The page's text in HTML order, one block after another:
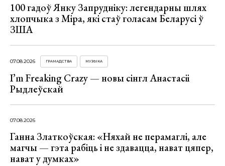
100 гадоў Янку Запрудніку: легендарны шлях
хлопчыка з Міра, які стаў голасам Беларусі ў
ЗША
07.08.2026 ГРАМАДСТВА МУЗЫКА
I’m Freaking Crazy — новы сінгл Анастасіі
Рыдлеўскай
07.08.2026
Ганна Златкоўская: «Няхай не перамаглі, але
магчы — гэта рабіць і не здавацца, нават цяпер,
нават у думках»